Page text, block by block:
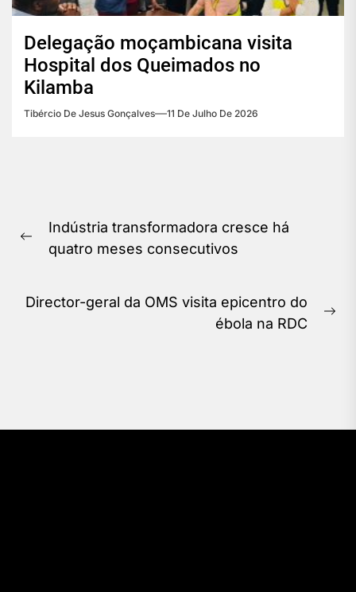
Delegação moçambicana visita
Hospital dos Queimados no
Kilamba
Tibércio De Jesus Gonçalves 11 De Julho De 2026
de
Post
Previous
Indústria transformadora cresce há
quatro meses consecutivos
Director-geral da OMS visita epicentro do
ébola na RDC